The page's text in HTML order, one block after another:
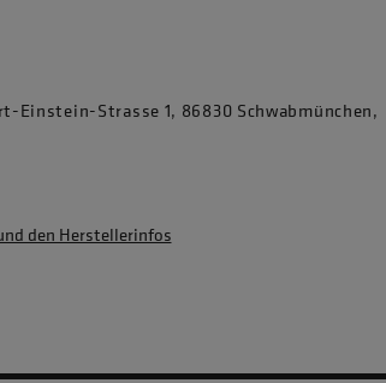
Einstein-Strasse 1, 86830 Schwabmünchen,
den Herstellerinfos